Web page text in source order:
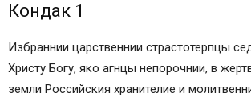
Икос 8
Икос 9
Кондак 10
Кондак 1
Избраннии царственнии страстотерпцы
Христу Богу, яко агнцы непорочнии, в
земли Российския хранителие и